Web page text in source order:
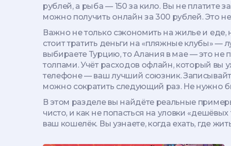
рублей, а рыба — 150 за кило. Вы не платите
можно получить онлайн за 300 рублей.Это
Важно не только сэкономить на жилье и
стоит тратить деньги на «пляжные клубы» —
выбираете Турцию, то Алания в мае — это не
толпами.Учёт расходов офлайн, который вы
телефоне — ваш лучший союзник.
можно сократить следующий раз.Не нужно
В этом разделе вы найдёте реальные
чисто, и как не попасться на уловки
ваш кошелёк. Вы узнаете, когда ехать, где